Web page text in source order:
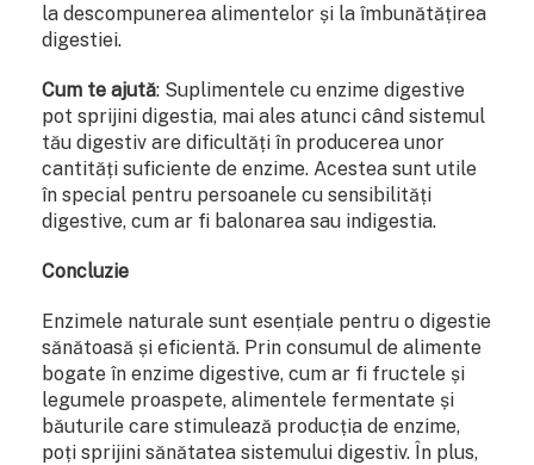
la descompunerea alimentelor și la îmbunătățirea
digestiei.
Cum te ajută: Suplimentele cu enzime digestive
pot sprijini digestia, mai ales atunci când sistemul
tău digestiv are dificultăți în producerea unor
cantități suficiente de enzime. Acestea sunt utile
în special pentru persoanele cu sensibilități
digestive, cum ar fi balonarea sau indigestia.
Concluzie
Enzimele naturale sunt esențiale pentru o digestie
sănătoasă și eficientă. Prin consumul de alimente
bogate în enzime digestive, cum ar fi fructele și
legumele proaspete, alimentele fermentate și
băuturile care stimulează producția de enzime,
poți sprijini sănătatea sistemului digestiv. În plus,